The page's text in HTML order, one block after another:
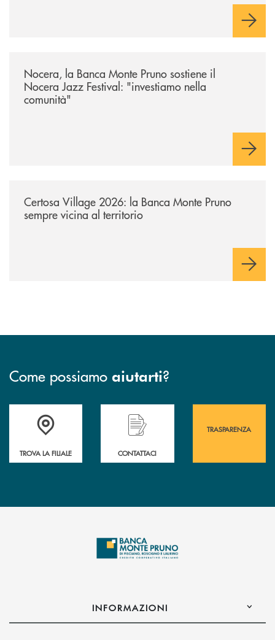
Nocera, la Banca Monte Pruno sostiene il
Nocera Jazz Festival: "investiamo nella
comunità"
Certosa Village 2026: la Banca Monte Pruno
sempre vicina al territorio
Come possiamo aiutarti?
Accedi all' elenco completo&nbsp; delle&nbsp; filiali&nbsp; di Banca
TROVA LA FILIALE
Hai bisogno di assistenza immediata?
CONTATTACI
TRASPARENZA
INFORMAZIONI